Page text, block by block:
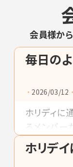
会員様か
毎日の
2026/03/12
ホリディに
るメンバー
名前も知
顔を見ない
ホリデ